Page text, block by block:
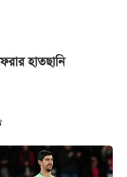
হাতছানি